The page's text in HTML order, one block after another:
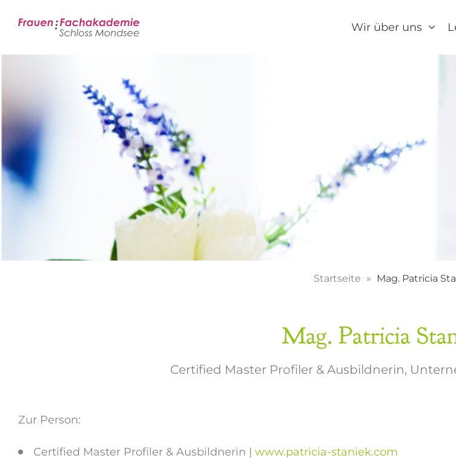
Wir über uns
Startseite Mag. Patricia
Mag. Patricia
Certified Master Profiler & Ausbildnerin,
Zur Person:
Certified Master Profiler & Ausbildnerin | www.patricia-staniek.com